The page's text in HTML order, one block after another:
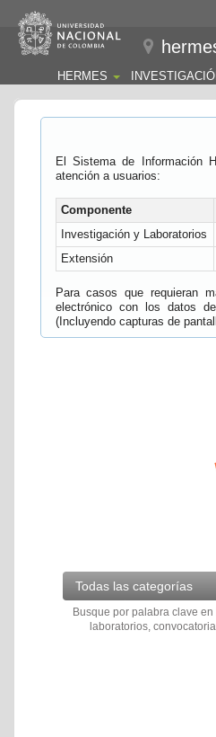
HERMES
El Sistema de Información
atención a usuarios:
Componente
Investigación y Laboratorios
Extensión
Para casos que requieran
electrónico con los datos
(Incluyendo capturas de
Todas las categorías
Busque por palabra clave
laboratorios,